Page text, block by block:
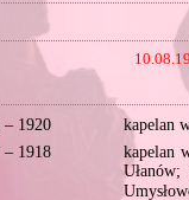
– 1920
kapelan
– 1918
kapelan